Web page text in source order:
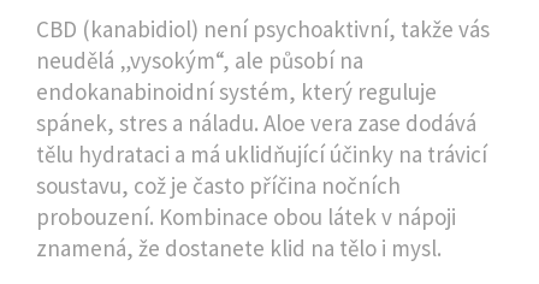
CBD (kanabidiol) není psychoaktivní, takže vás
neudělá „vysokým“, ale působí na
endokanabinoidní systém, který reguluje
spánek, stres a náladu. Aloe vera zase dodává
tělu hydrataci a má uklidňující účinky na trávicí
soustavu, což je často příčina nočních
probouzení. Kombinace obou látek v nápoji
znamená, že dostanete klid na tělo i mysl.